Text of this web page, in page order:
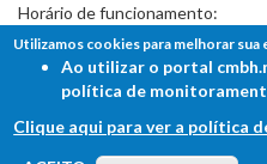
Horário de funcionamento:
7h às 19h
FALE COM
Utilizamos cookies para melhorar sua
Ao utilizar o portal
política de
Clique aqui para ver a política